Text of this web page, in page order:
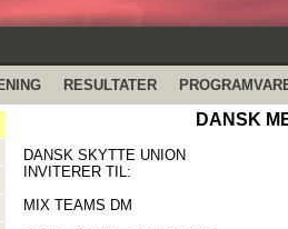
RESULTATER
DANSK
DANSK SKYTTE UNION
INVITERER TIL:
MIX TEAMS DM